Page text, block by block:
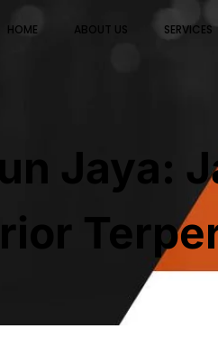
HOME ABOUT US SERVICES
Jaya: